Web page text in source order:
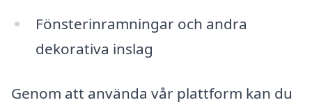
Fönsterinramningar och andra
dekorativa inslag
Genom att använda vår plattform kan du